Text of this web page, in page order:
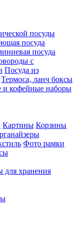
посуды
посуда
посуда
с
Посуда из
Термоса, ланч боксы
и кофейные наборы
Картины Корзины
Фото рамки
для хранения